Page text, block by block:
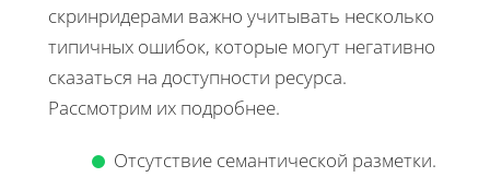
скринридерами важно учитывать несколько
типичных ошибок, которые могут негативно
сказаться на доступности ресурса.
Рассмотрим их подробнее.
Отсутствие семантической разметки.